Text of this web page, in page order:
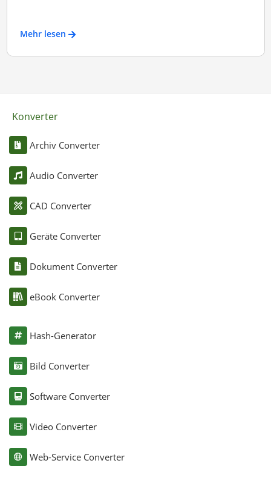
Mehr lesen
Konverter
Archiv Converter
Audio Converter
CAD Converter
Geräte Converter
Dokument Converter
eBook Converter
Hash-Generator
Bild Converter
Software Converter
Video Converter
Web-Service Converter